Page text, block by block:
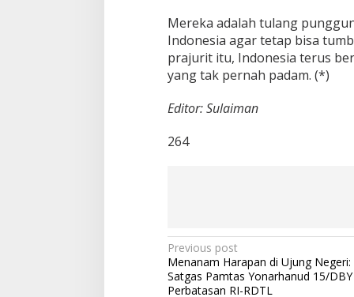
Mereka adalah tulang
Indonesia agar tetap bisa
prajurit itu, Indonesia terus
yang tak pernah padam. (*)
Editor: Sulaiman
264
P
o
Previous post
Menanam Harapan di Ujung
Satgas Pamtas Yonarhanud 15/
Perbatasan RI-RDTL